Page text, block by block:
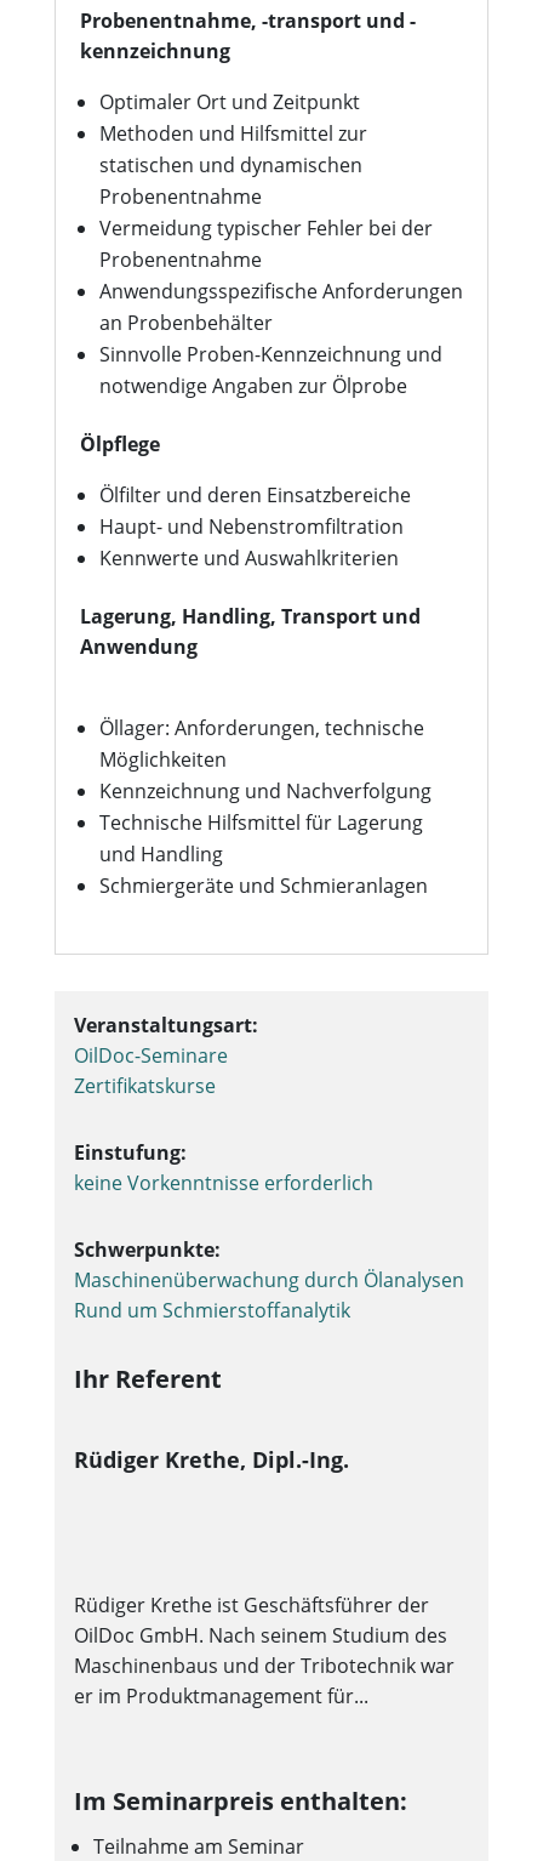
Probenentnahme, -transport und -
kennzeichnung
Optimaler Ort und Zeitpunkt
Methoden und Hilfsmittel zur
statischen und dynamischen
Probenentnahme
Vermeidung typischer Fehler bei der
Probenentnahme
Anwendungsspezifische Anforderungen
an Probenbehälter
Sinnvolle Proben-Kennzeichnung und
notwendige Angaben zur Ölprobe
Ölpflege
Ölfilter und deren Einsatzbereiche
Haupt- und Nebenstromfiltration
Kennwerte und Auswahlkriterien
Lagerung, Handling, Transport und
Anwendung
Öllager: Anforderungen, technische
Möglichkeiten
Kennzeichnung und Nachverfolgung
Technische Hilfsmittel für Lagerung
und Handling
Schmiergeräte und Schmieranlagen
Veranstaltungsart:
OilDoc-Seminare
Zertifikatskurse
Einstufung:
keine Vorkenntnisse erforderlich
Schwerpunkte:
Maschinenüberwachung durch Ölanalysen
Rund um Schmierstoffanalytik
Ihr Referent
Rüdiger Krethe, Dipl.-Ing.
Rüdiger Krethe ist Geschäftsführer der
OilDoc GmbH. Nach seinem Studium des
Maschinenbaus und der Tribotechnik war
er im Produktmanagement für...
Im Seminarpreis enthalten:
Teilnahme am Seminar